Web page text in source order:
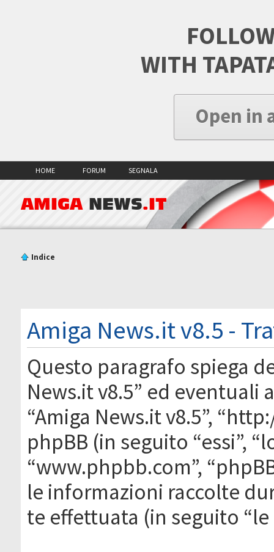
WITH
Open in
HOME FORUM SEGNALA
AMIGA NEWS.IT
Indice
Amiga News.it v8.5 -
Questo paragrafo spiega
News.it v8.5” ed eventuali
“Amiga News.it v8.5”,
phpBB (in seguito “essi”,
“www.phpbb.com”,
le informazioni raccolte
te effettuata (in seguito